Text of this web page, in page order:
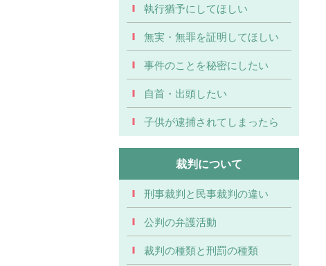
執行猶予にしてほしい
無実・無罪を証明してほしい
事件のことを秘密にしたい
自首・出頭したい
子供が逮捕されてしまったら
裁判について
刑事裁判と民事裁判の違い
公判の弁護活動
裁判の種類と刑罰の種類